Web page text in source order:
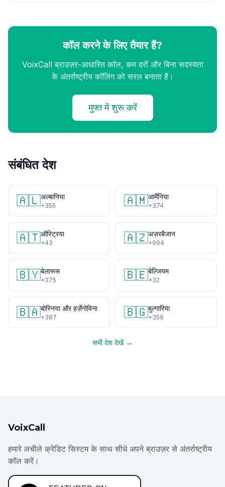
कॉल करने के लिए तैयार हैं?
VoixCall ब्राउज़र-आधारित कॉल, कम दरों और बिना सदस्यता
के अंतर्राष्ट्रीय कॉलिंग को सरल बनाता है।
मुफ्त में शुरू करें
संबंधित देश
🇦🇱अल्बानिया
+355 🇦🇲आर्मेनिया
+374
🇦🇹ऑस्ट्रिया
+43 🇦🇿अज़रबैजान
+994
🇧🇾बेलारूस
+375 🇧🇪बेल्जियम
+32
🇧🇦बोस्निया और हर्ज़ेगोविना
+387 🇧🇬बुल्गारिया
+359
सभी देश देखें →
VoixCall
हमारे लचीले क्रेडिट सिस्टम के साथ सीधे अपने ब्राउज़र से अंतर्राष्ट्रीय
कॉल करें।